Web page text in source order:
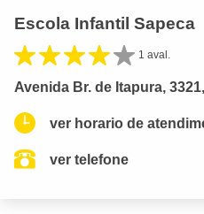
Escola Infantil Sapeca
1 aval.
Avenida Br. de Itapura,
ver horario de
ver telefone